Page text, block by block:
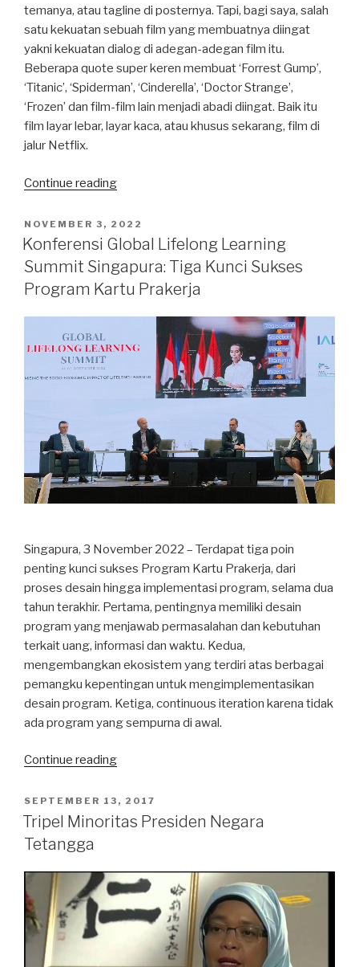
temanya, atau tagline di posternya. Tapi, bagi saya, salah
satu kekuatan sebuah film yang membuatnya diingat
yakni kekuatan dialog di adegan-adegan film itu.
Beberapa quote super keren membuat ‘Forrest Gump’,
‘Titanic’, ‘Spiderman’, ‘Cinderella’, ‘Doctor Strange’,
‘Frozen’ dan film-film lain menjadi abadi diingat. Baik itu
film layar lebar, layar kaca, atau khusus sekarang, film di
jalur Netflix.
Continue reading“Kekuatan
Antologi
Rasa”
POSTED
ON
NOVEMBER 3, 2022
Konferensi Global Lifelong Learning
Summit Singapura: Tiga Kunci Sukses
Program Kartu Prakerja
Singapura, 3 November 2022 – Terdapat tiga poin
penting kunci sukses Program Kartu Prakerja, dari
proses desain hingga implementasi program, selama dua
tahun terakhir. Pertama, pentingnya memiliki desain
program yang menjawab permasalahan dan kebutuhan
terkait uang, informasi dan waktu. Kedua,
mengembangkan ekosistem yang terdiri atas berbagai
pemangku kepentingan untuk mengimplementasikan
desain program. Ketiga, continuous iteration karena tidak
ada program yang sempurna di awal.
Continue reading“Konferensi
Lifelong
Learning
Tiga
Kunci
Sukses
Program
POSTED
ON
SEPTEMBER 13, 2017
Tripel Minoritas Presiden Negara
Tetangga